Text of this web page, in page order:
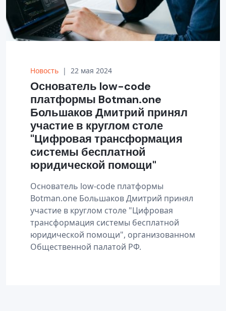
Новость | 22 мая 2024
Основатель low-code
платформы Botman.one
Большаков Дмитрий принял
участие в круглом столе
"Цифровая трансформация
системы бесплатной
юридической помощи"
Основатель low-code платформы
Botman.one Большаков Дмитрий принял
участие в круглом столе "Цифровая
трансформация системы бесплатной
юридической помощи", организованном
Общественной палатой РФ.